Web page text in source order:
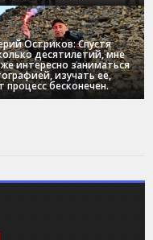
Остриков: Спустя
десятилетий, мне
интересно заниматься
изучать ее,
процесс бесконечен.